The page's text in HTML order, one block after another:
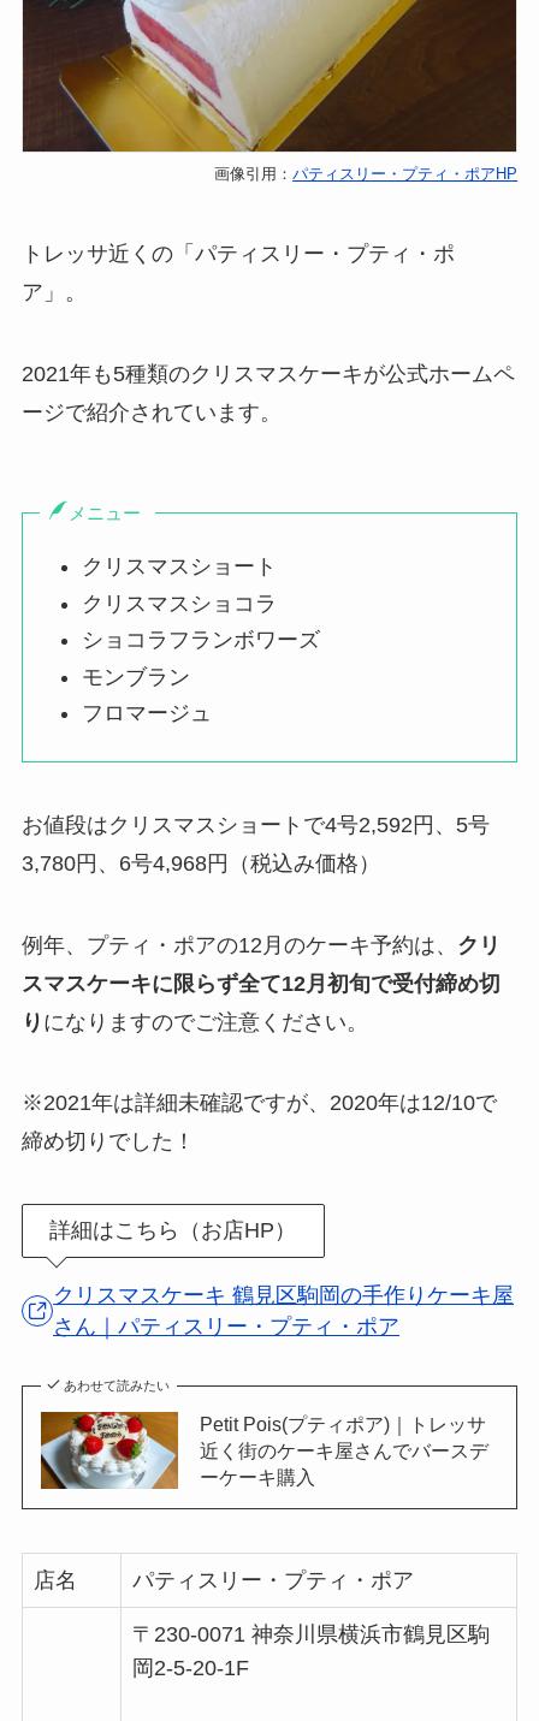
画像引用：パティスリー・プティ・ポアHP
トレッサ近くの「パティスリー・プティ・ポ
ア」。
2021年も5種類のクリスマスケーキが公式ホームペ
ージで紹介されています。
メニュー
クリスマスショート
クリスマスショコラ
ショコラフランボワーズ
モンブラン
フロマージュ
お値段はクリスマスショートで4号2,592円、5号
3,780円、6号4,968円（税込み価格）
例年、プティ・ポアの12月のケーキ予約は、 クリ
スマスケーキに限らず全て12月初旬で受付締め切
り になりますのでご注意ください。
※2021年は詳細未確認ですが、2020年は12/10で
締め切りでした！
詳細はこちら（お店HP）
クリスマスケーキ 鶴見区駒岡の手作りケーキ屋
さん｜パティスリー・プティ・ポア
あわせて読みたい
Petit Pois(プティポア)｜トレッサ
近く街のケーキ屋さんでバースデ
ーケーキ購入
店名 パティスリー・プティ・ポア
〒230-0071 神奈川県横浜市鶴見区駒
岡2-5-20-1F